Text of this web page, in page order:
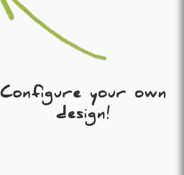
Configure your own
design!